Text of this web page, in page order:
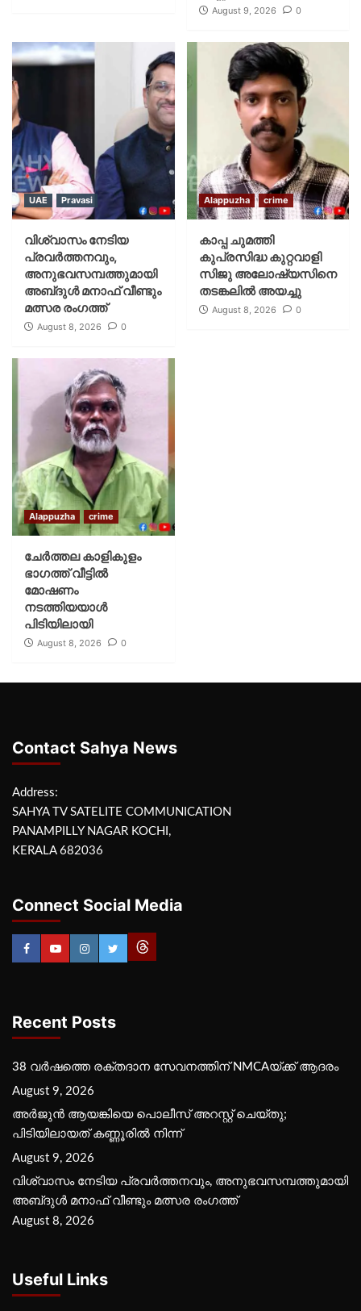
August 9, 2026 0
UAE Pravasi
വിശ്വാസം നേടിയ
പ്രവർത്തനവും,
അനുഭവസമ്പത്തുമായി
അബ്‌ദുൾ മനാഫ് വീണ്ടും
മത്സര രംഗത്ത്
August 8, 2026 0
Alappuzha crime
കാപ്പ ചുമത്തി
കുപ്രസിദ്ധ കുറ്റവാളി
സിജു അലോഷ്യസിനെ
തടങ്കലിൽ അയച്ചു
August 8, 2026 0
Alappuzha crime
ചേർത്തല കാളികുളം
ഭാഗത്ത് വീട്ടിൽ
മോഷണം
നടത്തിയയാൾ
പിടിയിലായി
August 8, 2026 0
Contact Sahya News
Address:
SAHYA TV SATELITE COMMUNICATION
PANAMPILLY NAGAR KOCHI,
KERALA 682036
Connect Social Media
Recent Posts
38 വർഷത്തെ രക്തദാന സേവനത്തിന് NMCAയ്ക്ക് ആദരം
August 9, 2026
അർജുൻ ആയങ്കിയെ പൊലീസ് അറസ്റ്റ് ചെയ്‌തു;
പിടിയിലായത് കണ്ണൂരിൽ നിന്ന്
August 9, 2026
വിശ്വാസം നേടിയ പ്രവർത്തനവും, അനുഭവസമ്പത്തുമായി
അബ്‌ദുൾ മനാഫ് വീണ്ടും മത്സര രംഗത്ത്
August 8, 2026
Useful Links